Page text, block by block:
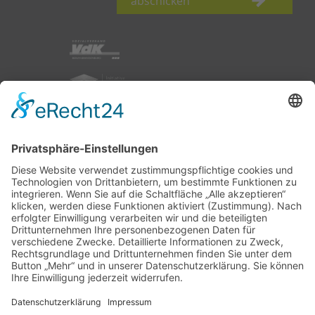
nach oben